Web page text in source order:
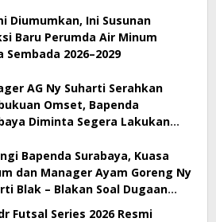
Diumumkan, Ini Susunan
Baru Perumda Air Minum
Sembada 2026–2029
AG Ny Suharti Serahkan
Omset, Bapenda
Diminta Segera Lakukan
Bapenda Surabaya, Kuasa
dan Manager Ayam Goreng Ny
Blak – Blakan Soal Dugaan
Pajak
Futsal Series 2026 Resmi